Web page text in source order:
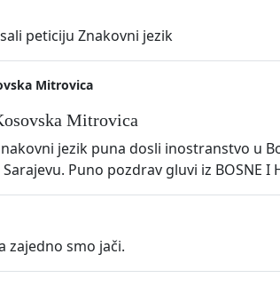
peticiju Znakovni jezik
Mitrovica
Mitrovica
jezik puna dosli inostranstvo u
Puno pozdrav gluvi iz BOSNE I
zajedno smo jači.